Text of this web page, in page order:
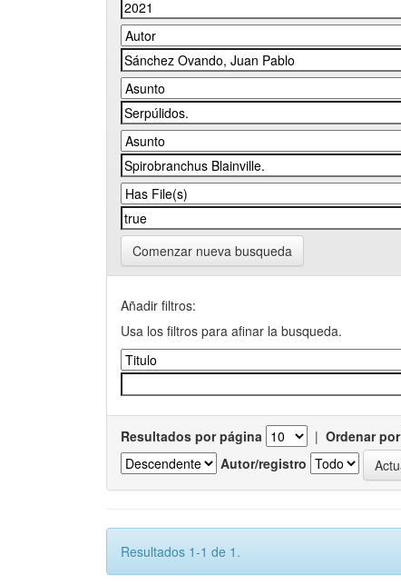
Comenzar nueva busqueda
Añadir filtros:
Usa los filtros para afinar la busqueda.
Resultados por página | Ordenar por
Autor/registro
Resultados 1-1 de 1.